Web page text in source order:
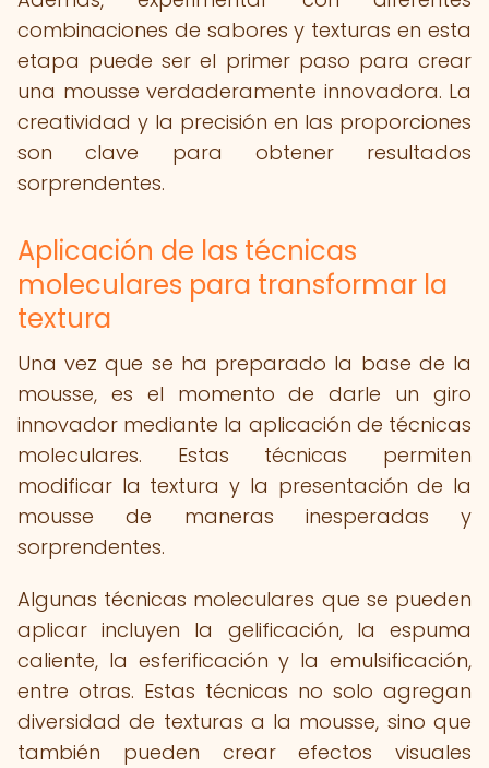
combinaciones de sabores y texturas en esta
etapa puede ser el primer paso para crear
una mousse verdaderamente innovadora. La
creatividad y la precisión en las proporciones
son clave para obtener resultados
sorprendentes.
Aplicación de las técnicas
moleculares para transformar la
textura
Una vez que se ha preparado la base de la
mousse, es el momento de darle un giro
innovador mediante la aplicación de técnicas
moleculares. Estas técnicas permiten
modificar la textura y la presentación de la
mousse de maneras inesperadas y
sorprendentes.
Algunas técnicas moleculares que se pueden
aplicar incluyen la gelificación, la espuma
caliente, la esferificación y la emulsificación,
entre otras. Estas técnicas no solo agregan
diversidad de texturas a la mousse, sino que
también pueden crear efectos visuales